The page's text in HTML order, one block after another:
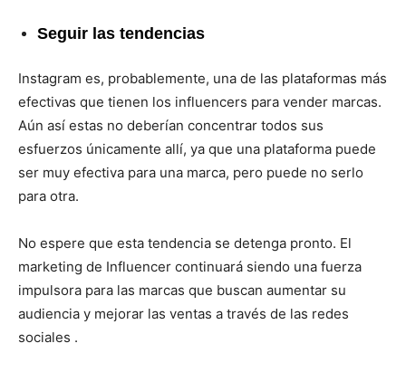
Seguir las tendencias
Instagram es, probablemente, una de las plataformas más
efectivas que tienen los influencers para vender marcas.
Aún así estas no deberían concentrar todos sus
esfuerzos únicamente allí, ya que una plataforma puede
ser muy efectiva para una marca, pero puede no serlo
para otra.
No espere que esta tendencia se detenga pronto. El
marketing de Influencer continuará siendo una fuerza
impulsora para las marcas que buscan aumentar su
audiencia y mejorar las ventas a través de las redes
sociales .